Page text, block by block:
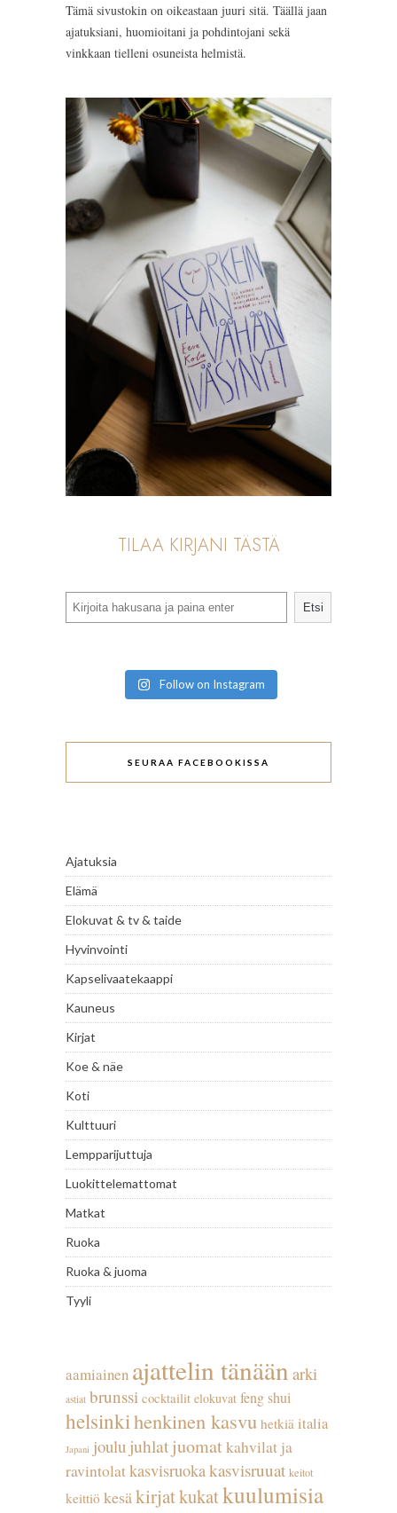
Tämä sivustokin on oikeastaan juuri sitä. Täällä jaan
ajatuksiani, huomioitani ja pohdintojani sekä
vinkkaan tielleni osuneista helmistä.
TILAA KIRJANI TÄSTÄ
Etsi
Follow on Instagram
SEURAA FACEBOOKISSA
Ajatuksia
Elämä
Elokuvat & tv & taide
Hyvinvointi
Kapselivaatekaappi
Kauneus
Kirjat
Koe & näe
Koti
Kulttuuri
Lempparijuttuja
Luokittelemattomat
Matkat
Ruoka
Ruoka & juoma
Tyyli
aamiainen ajattelin tänään arki
astiat brunssi cocktailit elokuvat feng shui
helsinkihenkinen kasvu hetkiä italia
Japani joulu juhlatjuomatkahvilat ja
ravintolatkasvisruokakasvisruuat keitot
keittiö kesäkirjatkukatkuulumisia